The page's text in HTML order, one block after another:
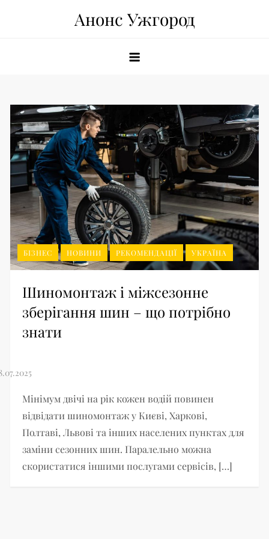
Анонс Ужгород
БІЗНЕС НОВИНИ РЕКОМЕНДАЦІЇ УКРАЇНА
Шиномонтаж і міжсезонне
зберігання шин – що потрібно
знати
Мінімум двічі на рік кожен водій повинен
відвідати шиномонтаж у Києві, Харкові,
Полтаві, Львові та інших населених пунктах для
заміни сезонних шин. Паралельно можна
скористатися іншими послугами сервісів, […]